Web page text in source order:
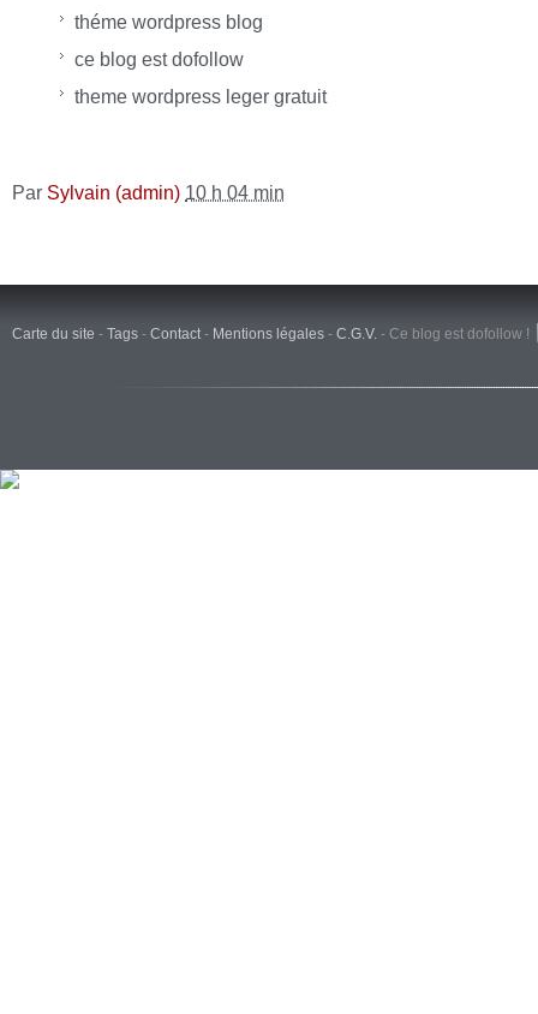
théme wordpress blog
ce blog est dofollow
theme wordpress leger gratuit
Par Sylvain (admin) 10 h 04 min
Carte du site - Tags - Contact- Mentions légales - C.G.V. - Ce blog est dofollow !